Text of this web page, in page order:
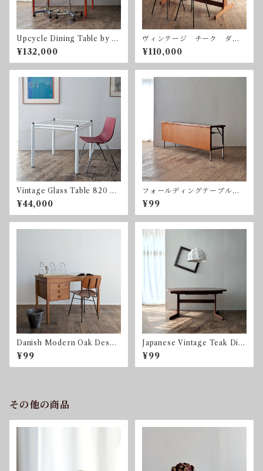
Upcycle Dining Table by so
nota ナラ オーク ダイニ
ングテーブル 1285 x 950 m
m
¥132,000
ヴィンテージ チーク ダイ
ニングテーブル 無垢集成
材 1350 x 860 mm
¥110,000
Vintage Glass Table 820 x
820 カフェテーブル ダイ
ニングテーブル
¥44,000
フォールディングテーブル
チーク ミーティングテーブ
ル
¥99
Danish Modern Oak Desk f
rom Domino Mobler Denm
ark デンマーク ヴィンテー
ジデスク
¥99
Japanese Vintage Teak Dini
ng Table チーク エクステ
ンション ダイニングテーブ
ル
¥99
その他の商品